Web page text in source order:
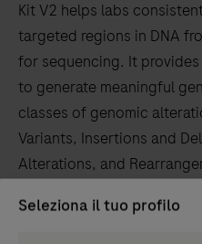
Kit V2 helps labs
targeted regions in DNA
for sequencing. It
to generate meaningful
classes of genomic
Variants, Insertions and
Alterations, and
Microsatellite Instability,
Seleziona il tuo profilo